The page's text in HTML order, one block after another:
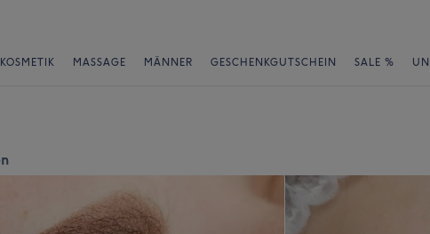
KOSMETIK MASSAGE MÄNNER GESCHENKGUTSCHEIN SALE %